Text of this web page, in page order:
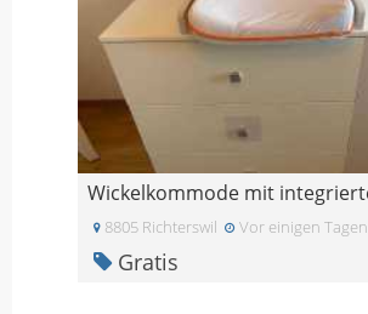
8805 Richterswil Vor einigen Tagen
Gratis